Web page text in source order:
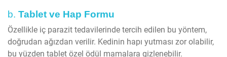
b. Tablet ve Hap Formu
Özellikle iç parazit tedavilerinde tercih edilen bu yöntem,
doğrudan ağızdan verilir. Kedinin hapı yutması zor olabilir,
bu yüzden tablet özel ödül mamalara gizlenebilir.